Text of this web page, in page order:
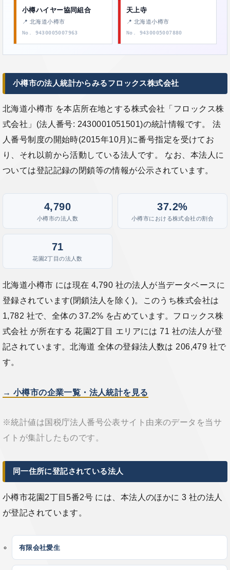
小樽ハイヤー協同組合
📍 北海道小樽市
No. 9430005007963
天上寺
📍 北海道小樽市
No. 9430005007880
小樽市の法人統計からみるフロックス株式会社
北海道小樽市 を本店所在地とする株式会社「フロックス株
式会社」(法人番号: 2430001051501)の統計情報です。 法
人番号制度の開始時(2015年10月)に番号指定を受けてお
り、それ以前から活動している法人です。 なお、本法人に
ついては登記記録の閉鎖等の情報が公示されています。
4,790
小樽市の法人数
37.2%
小樽市における株式会社の割合
71
花園2丁目の法人数
北海道小樽市 には現在 4,790 社の法人が当データベースに
登録されています(閉鎖法人を除く)。このうち株式会社は
1,782 社で、全体の 37.2% を占めています。フロックス株
式会社 が所在する 花園2丁目 エリアには 71 社の法人が登
記されています。北海道 全体の登録法人数は 206,479 社で
す。
→ 小樽市の企業一覧・法人統計を見る
※統計値は国税庁法人番号公表サイト由来のデータを当サ
イトが集計したものです。
同一住所に登記されている法人
小樽市花園2丁目5番2号 には、本法人のほかに 3 社の法人
が登記されています。
有限会社愛生